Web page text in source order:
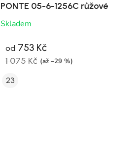
PONTE 05-6-1256C růžové
Skladem
od 753 Kč
1 075 Kč (až –29 %)
23